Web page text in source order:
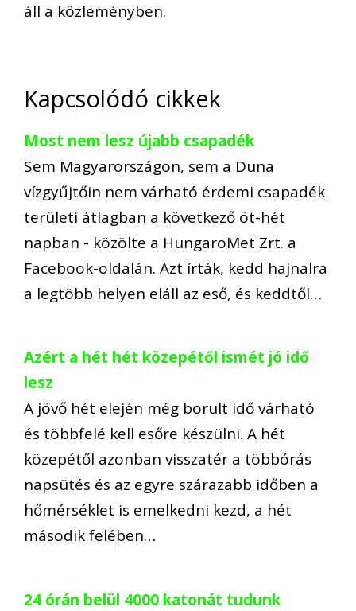
áll a közleményben.
Kapcsolódó cikkek
Most nem lesz újabb csapadék
Sem Magyarországon, sem a Duna
vízgyűjtőin nem várható érdemi csapadék
területi átlagban a következő öt-hét
napban - közölte a HungaroMet Zrt. a
Facebook-oldalán. Azt írták, kedd hajnalra
a legtöbb helyen eláll az eső, és keddtől…
Azért a hét hét közepétől ismét jó idő
lesz
A jövő hét elején még borult idő várható
és többfelé kell esőre készülni. A hét
közepétől azonban visszatér a többórás
napsütés és az egyre szárazabb időben a
hőmérséklet is emelkedni kezd, a hét
második felében…
24 órán belül 4000 katonát tudunk